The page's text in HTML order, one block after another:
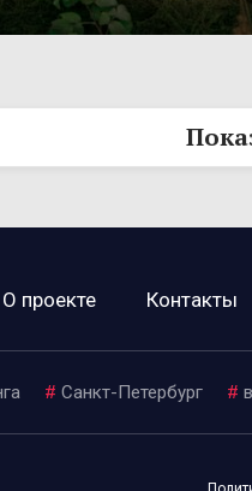
О проекте Контакты
# Санкт-Петербург #